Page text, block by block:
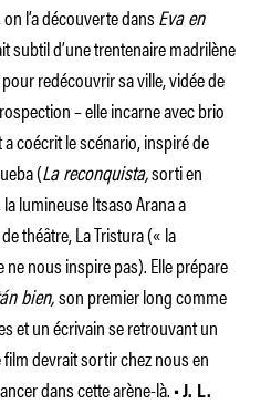
l’a découverte dansEva en
subtil d’une trentenaire madrilène
redécouvrir sa ville, vidée de
– elle incarne avec brio
coécrit le scénario, inspiré de
(La reconquista,sorti en
la lumineuse Itsaso Arana a
théâtre, La Tristura (« la
ne nous inspire pas). Elle prépare
bien,son premier long comme
et un écrivain se retrouvant un
devrait sortir chez nous en
dans cette arène-là. • J. L.